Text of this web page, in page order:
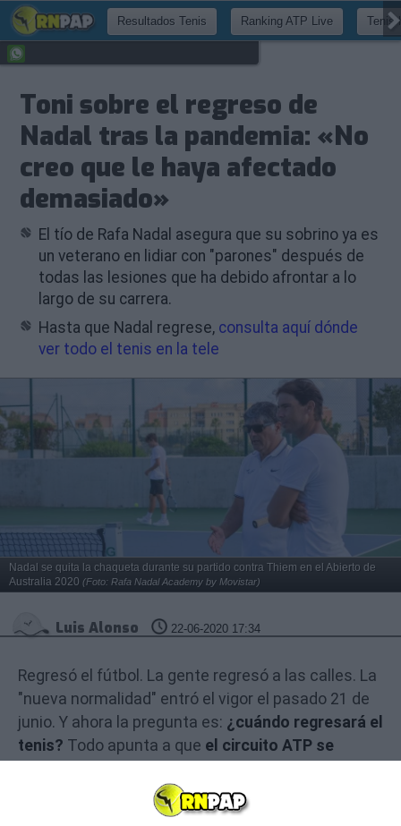
Resultados Tenis Ranking ATP Live Tenis
Toni sobre el regreso de
Nadal tras la pandemia: «No
creo que le haya afectado
demasiado»
El tío de Rafa Nadal asegura que su sobrino ya es
un veterano en lidiar con "parones" después de
todas las lesiones que ha debido afrontar a lo
largo de su carrera.
Hasta que Nadal regrese, consulta aquí dónde
ver todo el tenis en la tele
Nadal se quita la chaqueta durante su partido contra Thiem en el Abierto de
Australia 2020 (Foto: Rafa Nadal Academy by Movistar)
Luis Alonso 22-06-2020 17:34
Regresó el fútbol. La gente regresó a las calles. La
"nueva normalidad" entró el vigor el pasado 21 de
junio. Y ahora la pregunta es: ¿cuándo regresará el
tenis? Todo apunta a que el circuito ATP se
de Washington, una semana después llegará el
Masters 1000 de Cincinnati y otra semana